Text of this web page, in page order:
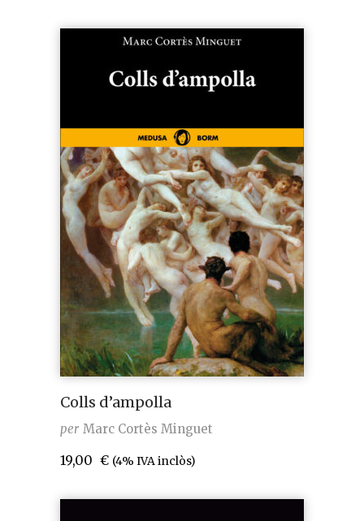
Colls d’ampolla
per Marc Cortès Minguet
19,00 € (4% IVA inclòs)